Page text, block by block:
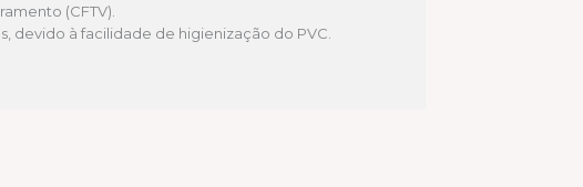
(CFTV).
devido à facilidade de higienização do PVC.